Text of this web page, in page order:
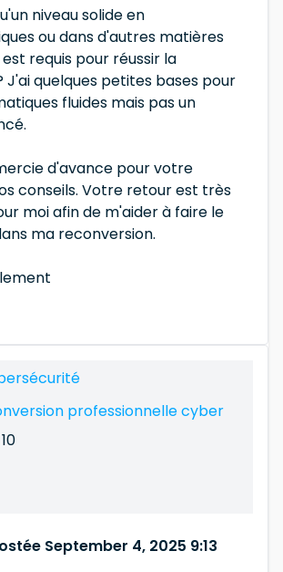
niveau solide en
ou dans d'autres matières
requis pour réussir la
J'ai quelques petites bases pour
fluides mais pas un
d'avance pour votre
conseils. Votre retour est très
moi afin de m'aider à faire le
ma reconversion.
professionnelle cyber
10
September 4, 2025 9:13